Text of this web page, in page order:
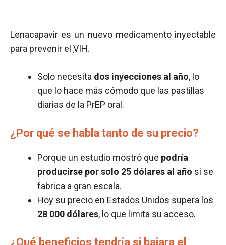
Lenacapavir es un nuevo medicamento inyectable
para prevenir el VIH.
Solo necesita dos inyecciones al año, lo
que lo hace más cómodo que las pastillas
diarias de la PrEP oral.
¿Por qué se habla tanto de su precio?
Porque un estudio mostró que podría
producirse por solo 25 dólares al año si se
fabrica a gran escala.
Hoy su precio en Estados Unidos supera los
28 000 dólares, lo que limita su acceso.
¿Qué beneficios tendría si bajara el